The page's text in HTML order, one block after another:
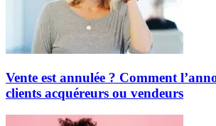
Vente est annulée ? Comment
clients acquéreurs ou vendeurs